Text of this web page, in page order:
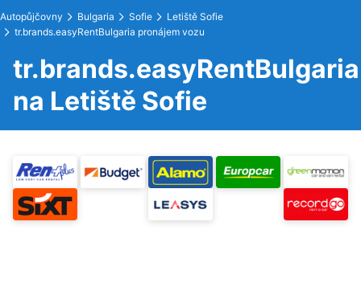
Autopůjčovny Bulgaria Sofie
Letiště Sofie
tr.brands.easyRentBulgaria pronájem vozu
tr.brands.easyRentBulgaria
na Letiště Sofie